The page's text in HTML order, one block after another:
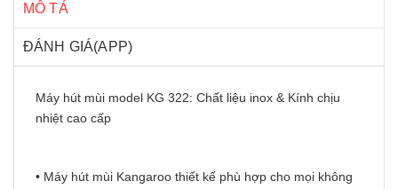
MÔ TẢ
ĐÁNH GIÁ(APP)
Máy hút mùi model KG 322: Chất liệu inox & Kính chịu
nhiệt cao cấp
• Máy hút mùi Kangaroo thiết kế phù hợp cho mọi không